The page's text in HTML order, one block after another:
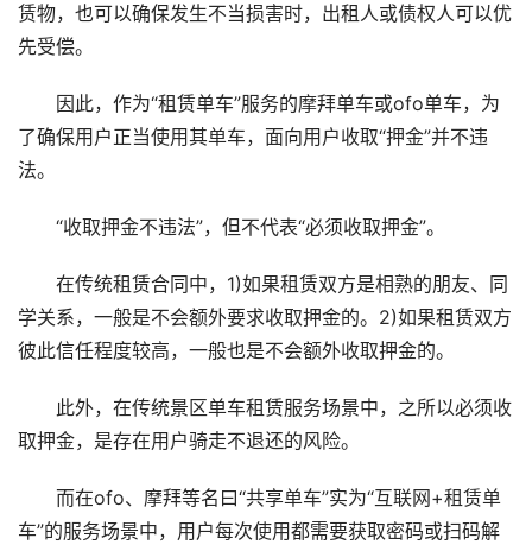
赁物，也可以确保发生不当损害时，出租人或债权人可以优
先受偿。
因此，作为“租赁单车”服务的摩拜单车或ofo单车，为
了确保用户正当使用其单车，面向用户收取“押金”并不违
法。
“收取押金不违法”，但不代表“必须收取押金”。
在传统租赁合同中，1)如果租赁双方是相熟的朋友、同
学关系，一般是不会额外要求收取押金的。2)如果租赁双方
彼此信任程度较高，一般也是不会额外收取押金的。
此外，在传统景区单车租赁服务场景中，之所以必须收
取押金，是存在用户骑走不退还的风险。
而在ofo、摩拜等名曰“共享单车”实为“互联网+租赁单
车”的服务场景中，用户每次使用都需要获取密码或扫码解